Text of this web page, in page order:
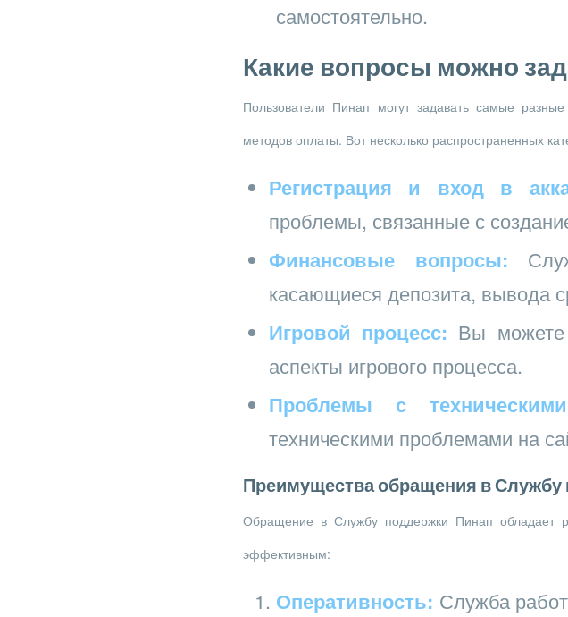
самостоятельно.
Какие вопросы можно
Пользователи Пинап могут задавать самые
методов оплаты. Вот несколько распространенных
Регистрация и вход в
проблемы, связанные с
Финансовые вопросы:
касающиеся депозита, вывода
Игровой процесс: Вы можете
аспекты игрового процесса.
Проблемы с
техническими проблемами на
Преимущества обращения в Службу
Обращение в Службу поддержки Пинап обладает
эффективным:
Оперативность: Служба